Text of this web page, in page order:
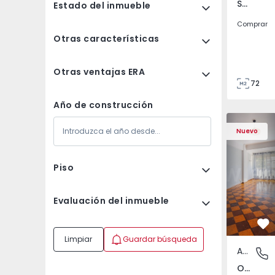
Estado del inmueble
Otras características
Otras ventajas ERA
Año de construcción
Piso
Evaluación del inmueble
Limpiar Guardar búsqueda
São Tomé do Castelo e Justes, Vila Real
Comprar
72
Nuevo
Apartamento T5
Olivais,
Apartamento
Olivais, Lisboa